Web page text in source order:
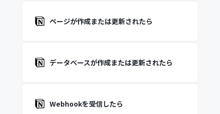
ページが作成または更新されたら
データベースが作成または更新されたら
Webhookを受信したら